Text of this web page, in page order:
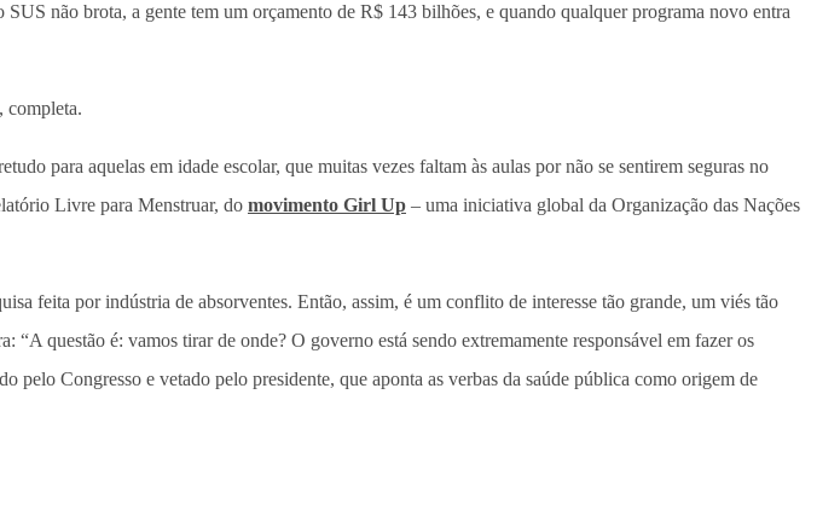
não brota, a gente tem um orçamento de R$ 143 bilhões, e quando qualquer programa novo entra
completa.
para aquelas em idade escolar, que muitas vezes faltam às aulas por não se sentirem seguras no
Livre para Menstruar, do movimento Girl Up – uma iniciativa global da Organização das Nações
feita por indústria de absorventes. Então, assim, é um conflito de interesse tão grande, um viés tão
questão é: vamos tirar de onde? O governo está sendo extremamente responsável em fazer os
Congresso e vetado pelo presidente, que aponta as verbas da saúde pública como origem de